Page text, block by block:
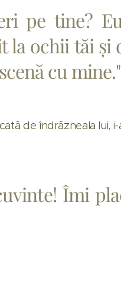
pe tine?
la ochii tăi și
cu mine."
de îndrăzneala lui,
Îmi